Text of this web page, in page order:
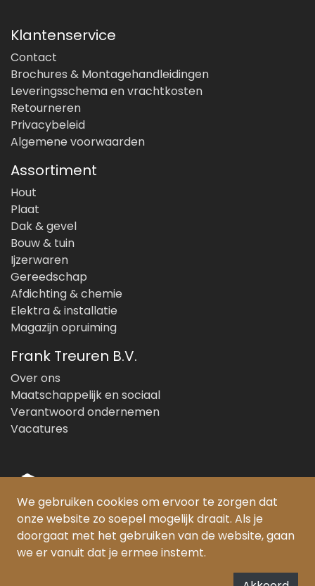
Klantenservice
Contact
Brochures & Montagehandleidingen
Leveringsschema en vrachtkosten
Retourneren
Privacybeleid
Algemene voorwaarden
Assortiment
Hout
Plaat
Dak & gevel
Bouw & tuin
Ijzerwaren
Gereedschap
Afdichting & chemie
Elektra & installatie
Magazijn opruiming
Frank Treuren B.V.
Over ons
Maatschappelijk en sociaal
Verantwoord ondernemen
Vacatures
© Copyright 2026 Frank Treuren B.V.
PEFC gecertificeerd:
We gebruiken cookies om ervoor te zorgen dat
onze website zo soepel mogelijk draait. Als je
doorgaat met het gebruiken van de website, gaan
we er vanuit dat je ermee instemt.